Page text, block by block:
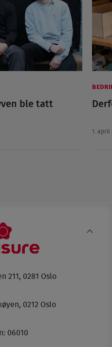
ble tatt
1. april
211, 0281 Oslo
0212 Oslo
06010